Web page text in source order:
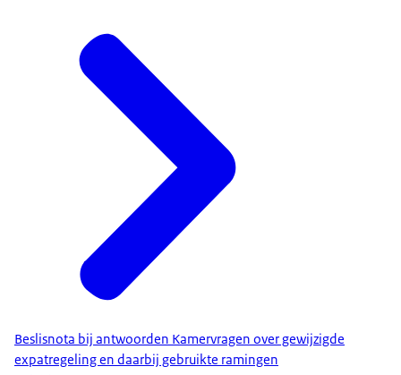
Beslisnota bij antwoorden Kamervragen over gewijzigde
expatregeling en daarbij gebruikte ramingen